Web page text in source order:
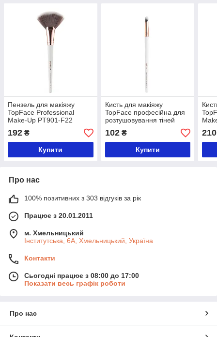
Пензель для макіяжу
TopFace Professional
Make-Up PT901-F22
192 ₴
Купити
Кисть для макіяжу
TopFace професійна для
розтушовування тіней
точкова, конічна PT901-
F14
102₴
Купити
F20
210
Про нас
100% позитивних з 303 відгуків за рік
Працює з 20.01.2011
м. Хмельницький
Інститутська, 6А, Хмельницький, Україна
Контакти
Сьогодні працює з 08:00 до 17:00
Показати весь графік роботи
Про нас